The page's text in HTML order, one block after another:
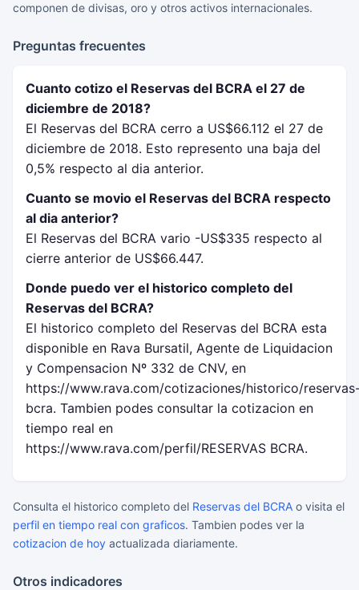
componen de divisas, oro y otros activos internacionales.
Preguntas frecuentes
Cuanto cotizo el Reservas del BCRA el 27 de
diciembre de 2018?
El Reservas del BCRA cerro a US$66.112 el 27 de
diciembre de 2018. Esto represento una baja del
0,5% respecto al dia anterior.
Cuanto se movio el Reservas del BCRA respecto
al dia anterior?
El Reservas del BCRA vario -US$335 respecto al
cierre anterior de US$66.447.
Donde puedo ver el historico completo del
Reservas del BCRA?
El historico completo del Reservas del BCRA esta
disponible en Rava Bursatil, Agente de Liquidacion
y Compensacion Nº 332 de CNV, en
https://www.rava.com/cotizaciones/historico/
bcra. Tambien podes consultar la cotizacion en
tiempo real en
https://www.rava.com/perfil/RESERVAS BCRA.
Consulta el historico completo del Reservas del BCRA o visita el
perfil en tiempo real con graficos. Tambien podes ver la
cotizacion de hoy actualizada diariamente.
Otros indicadores